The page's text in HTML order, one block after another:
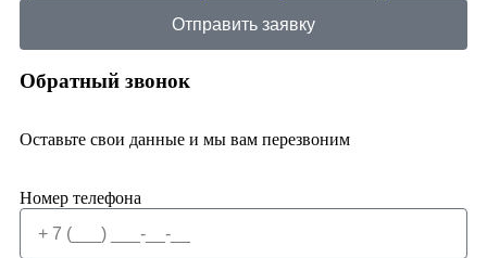
Отправить заявку
Обратный звонок
Оставьте свои данные и мы вам перезвоним
Номер телефона